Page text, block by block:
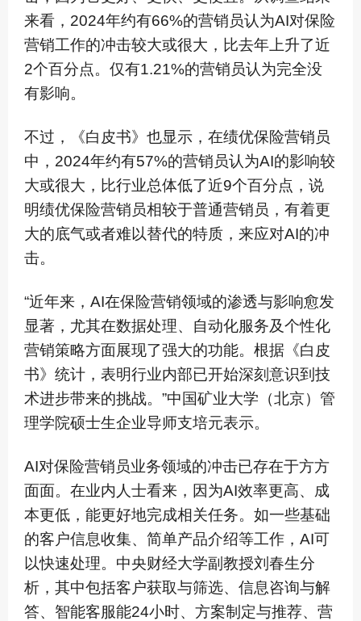
来看，2024年约有66%的营销员认为AI对保险
营销工作的冲击较大或很大，比去年上升了近
2个百分点。仅有1.21%的营销员认为完全没
有影响。
不过，《白皮书》也显示，在绩优保险营销员
中，2024年约有57%的营销员认为AI的影响较
大或很大，比行业总体低了近9个百分点，说
明绩优保险营销员相较于普通营销员，有着更
大的底气或者难以替代的特质，来应对AI的冲
击。
“近年来，AI在保险营销领域的渗透与影响愈发
显著，尤其在数据处理、自动化服务及个性化
营销策略方面展现了强大的功能。根据《白皮
书》统计，表明行业内部已开始深刻意识到技
术进步带来的挑战。”中国矿业大学（北京）管
理学院硕士生企业导师支培元表示。
AI对保险营销员业务领域的冲击已存在于方方
面面。在业内人士看来，因为AI效率更高、成
本更低，能更好地完成相关任务。如一些基础
的客户信息收集、简单产品介绍等工作，AI可
以快速处理。中央财经大学副教授刘春生分
析，其中包括客户获取与筛选、信息咨询与解
答、智能客服能24小时、方案制定与推荐、营